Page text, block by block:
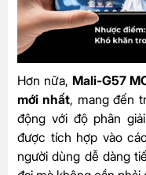
Hơn nữa, Mali-G57
mới nhất, mang đến
động với độ phân
được tích hợp vào
người dùng dễ dàng